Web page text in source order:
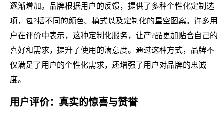
逐渐增加。品牌根据用户的反馈，提供了多种个性化定制选
项，包?括不同的颜色、模式以及定制化的星空图案。许多用
户在评价中表示，这种定制化服务，让产?品更加贴合自己的
喜好和需求，提升了使用的满意度。通过这种方式，品牌不
仅满足了用户的个性化需求，还增强了用户对品牌的忠诚
度。
用户评价：真实的惊喜与赞誉